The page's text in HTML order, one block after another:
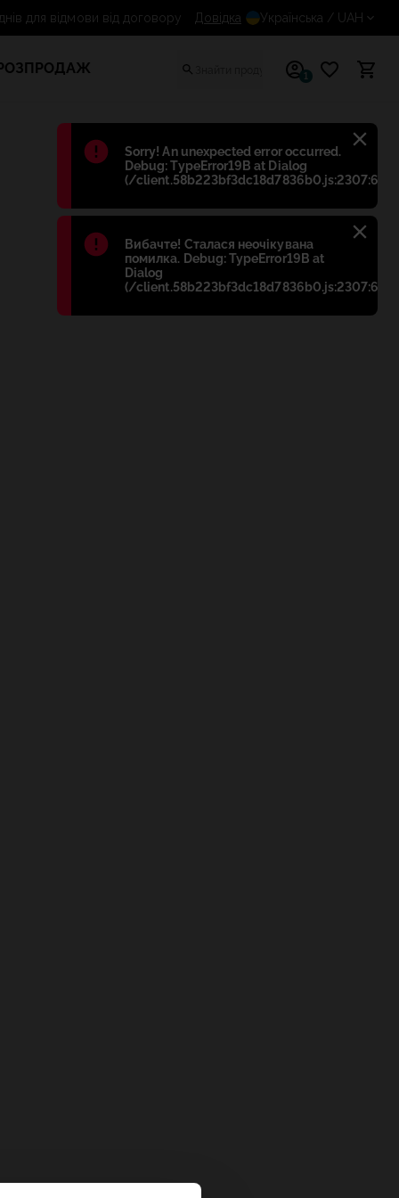
Błąd:
Sorry! An unexpected error occurred.
Debug: TypeError19B at Dialog
(/client.58b223bf3dc18d7836b0.js:2307:698)
Błąd:
Вибачте! Сталася неочікувана
помилка. Debug: TypeError19B at
Dialog
(/client.58b223bf3dc18d7836b0.js:2307:698)
14 днів для відмови від договору
Довідка Українська / UAH
1